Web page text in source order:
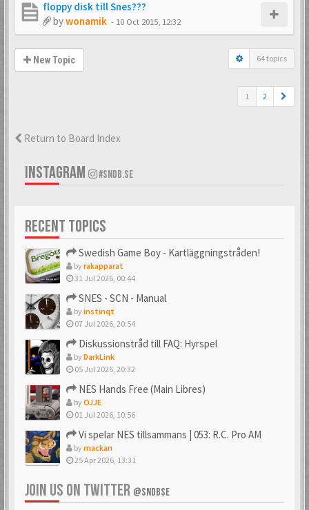
floppy disk till Snes???
bywonamik - 10 Oct 2015, 12:32
New Topic 64 topics
1 2
Return to Board Index
INSTAGRAM #SNDB.SE
RECENT TOPICS
Swedish Game Boy - Kartläggningstråden!
byrakapparat
31 Jul 2026, 00:44
SNES - SCN - Manual
byinstinqt
07 Jul 2026, 20:54
Diskussionstråd till FAQ: Hyrspel
byDarkLink
05 Jul 2026, 20:32
NES Hands Free (Main Libres)
byOJJE
01 Jul 2026, 10:56
Vi spelar NES tillsammans | 053: R.C. Pro AM
bymackan
25 Apr 2026, 13:31
JOIN US ON TWITTER @SNDBSE